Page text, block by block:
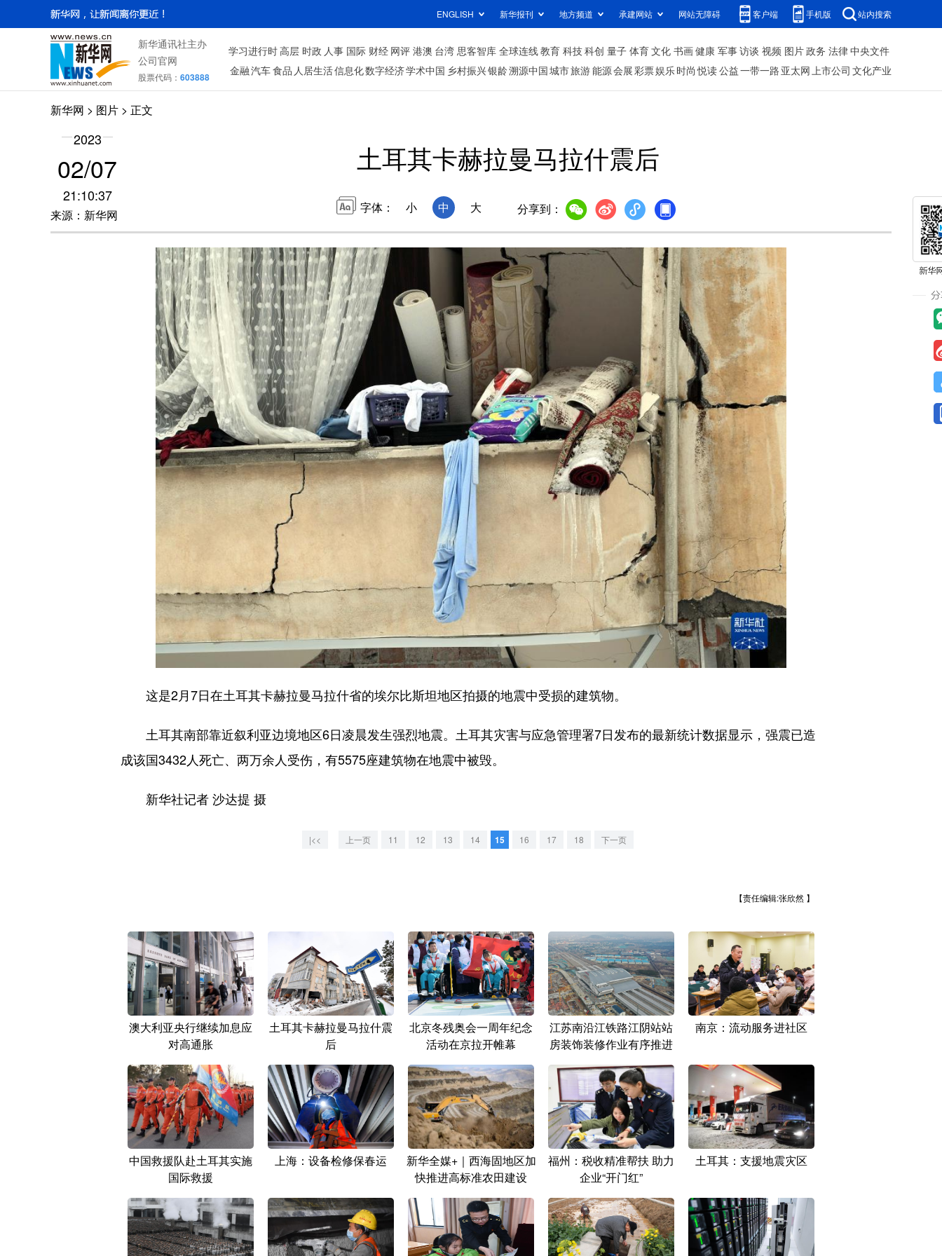
ENGLISH 新华报刊 地方频道 承建网站 网站无障碍 客户端 手机版 站内搜索
新华通讯社主办
公司官网
股票代码： 603888
学习进行时高层 时政 人事 国际 财经 网评 港澳 台湾 思客智库 全球连线教育 科技科创 量子 体育文化 书画健康 军事访谈 视频 图片政务 法律中央文件
金融汽车食品 人居生活信息化数字经济学术中国 乡村振兴银龄溯源中国城市旅游能源会展彩票娱乐时尚 悦读公益一带一路 亚太网上市公司 文化产业
新华网 > 图片 > 正文
2023
02/07
21:10:37
来源：新华网
土耳其卡赫拉曼马拉什震后
字体： 小 中 大 分享到：
这是2月7日在土耳其卡赫拉曼马拉什省的埃尔比斯坦地区拍摄的地震中受损的建筑物。
土耳其南部靠近叙利亚边境地区6日凌晨发生强烈地震。土耳其灾害与应急管理署7日发布的最新统计数据显示，强震已造
成该国3432人死亡、两万余人受伤，有5575座建筑物在地震中被毁。
新华社记者 沙达提 摄
|<< 上一页 11 12 13 14 15 16 17 18 下一页
【责任编辑:张欣然 】
澳大利亚央行继续加息应
对高通胀
土耳其卡赫拉曼马拉什震
后
北京冬残奥会一周年纪念
活动在京拉开帷幕
江苏南沿江铁路江阴站站
房装饰装修作业有序推进
南京：流动服务进社区
中国救援队赴土耳其实施
国际救援
上海：设备检修保春运
新华全媒+｜西海固地区加
快推进高标准农田建设
福州：税收精准帮扶 助力
企业“开门红”
土耳其：支援地震灾区